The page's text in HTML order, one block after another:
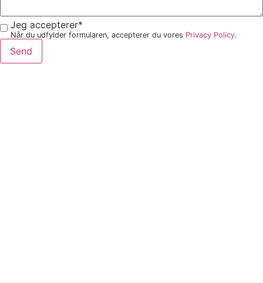
Jeg accepterer*
Når du udfylder formularen, accepterer du vores Privacy Policy.
Send